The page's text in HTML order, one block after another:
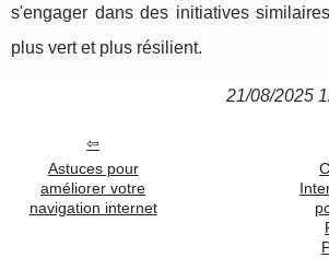
s'engager dans des initiatives
plus vert et plus résilient.
21/08/2025
Astuces pour
améliorer votre
navigation internet